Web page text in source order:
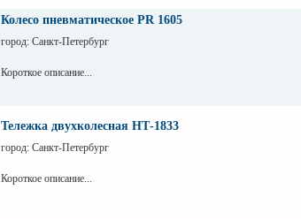
Колесо пневматическое PR 1605
город: Санкт-Петербург
Короткое описание...
Тележка двухколесная НТ-1833
город: Санкт-Петербург
Короткое описание...